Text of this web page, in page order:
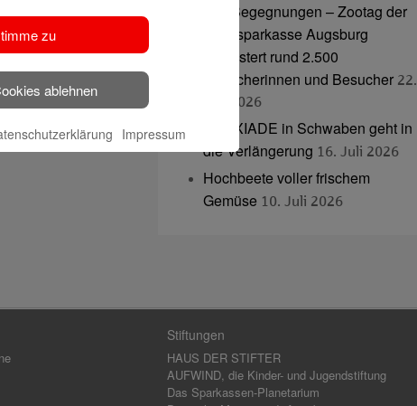
und Begegnungen – Zootag der
Stadtsparkasse Augsburg
begeistert rund 2.500
Besucherinnen und Besucher 22.
Juli 2026
KNAXIADE in Schwaben geht in
die Verlängerung 16. Juli 2026
Hochbeete voller frischem
Gemüse 10. Juli 2026
Stiftungen
HAUS DER STIFTER
AUFWIND, die Kinder- und Jugendstiftung
Das Sparkassen-Planetarium
zu
ablehnen
Impressum